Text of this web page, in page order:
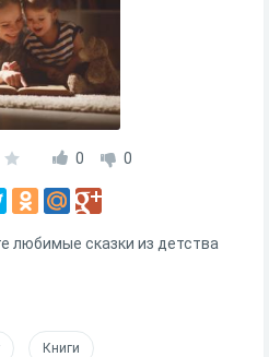
0 0
любимые сказки из детства
Книги